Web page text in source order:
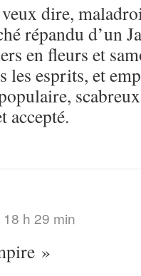
dire,
répandu d’un
en fleurs et
les esprits, et
accepté.
h 29 min
»